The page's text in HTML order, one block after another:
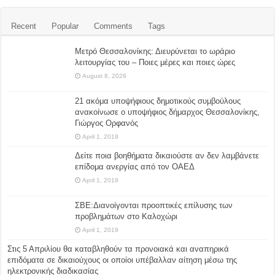
Recent Popular Comments Tags
Μετρό Θεσσαλονίκης: Διευρύνεται το ωράριο
λειτουργίας του – Ποιες μέρες και ποιες ώρες
August 8, 2026
21 ακόμα υποψήφιους δημοτικούς συμβούλους
ανακοίνωσε ο υποψήφιος δήμαρχος Θεσσαλονίκης,
Γιώργος Ορφανός
April 1, 2019
Δείτε ποια βοηθήματα δικαιούστε αν δεν λαμβάνετε
επίδομα ανεργίας από τον ΟΑΕΔ
April 1, 2019
ΣΒΕ:Διανοίγονται προοπτικές επίλυσης των
προβλημάτων στο Καλοχώρι
April 1, 2019
Στις 5 Απριλίου θα καταβληθούν τα προνοιακά και αναπηρικά
επιδόματα σε δικαιούχους οι οποίοι υπέβαλλαν αίτηση μέσω της
ηλεκτρονικής διαδικασίας